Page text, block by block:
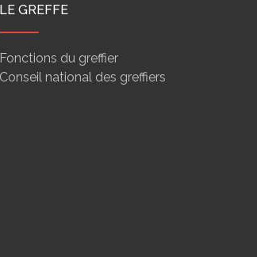
LE GREFFE
Fonctions du greffier
Conseil national des greffiers